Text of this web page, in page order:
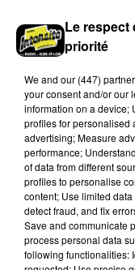
7 août 2026
BLOIS (41) -
MAUDITS ! »
Jeudi 4 février
Paty, bibliothèque
Cher) : « Soyez
déposées...
Le respect
priorité
We and our (447)
your consent and/or our
information on a device;
profiles for personalised
advertising; Measure
performance;
of data from different
profiles to personalise
content; Use limited
detect fraud, and fix
Save and communicate
process personal data
following functionalities: